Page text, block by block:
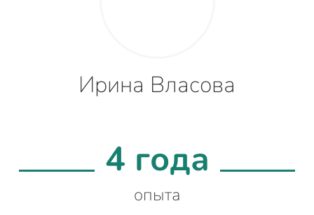
Ирина Власова
4 года
опыта